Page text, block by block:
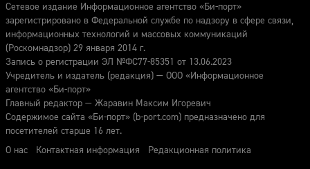
Сетевое издание Информационное агентство «Би-порт»
зарегистрировано в Федеральной службе по надзору в сфере связи,
информационных технологий и массовых коммуникаций
(Роскомнадзор) 29 января 2014 г.
Запись о регистрации ЭЛ №ФС77-85351 от 13.06.2023
Учредитель и издатель (редакция) — ООО «Информационное
агентство «Би-порт»
Главный редактор — Жаравин Максим Игоревич
Содержимое сайта «Би-порт» (b-port.com) предназначено для
посетителей старше 16 лет.
О нас
Контактная информация Редакционная политика